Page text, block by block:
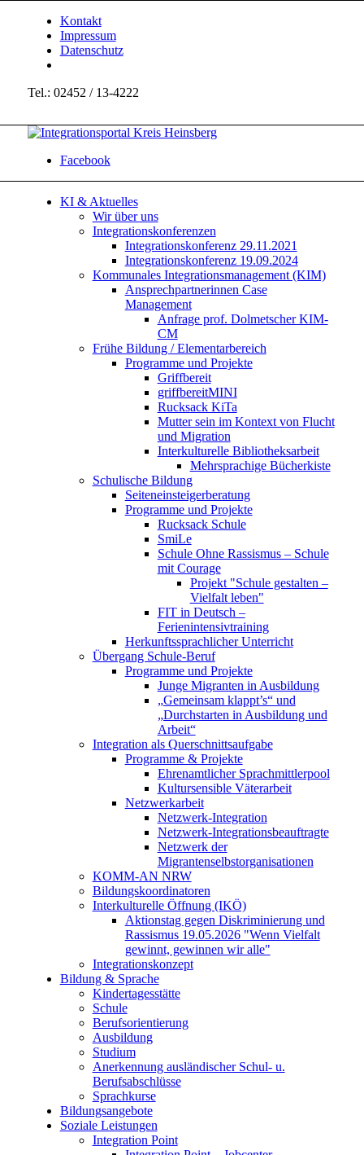
Kontakt
Impressum
Datenschutz
Tel.: 02452 / 13-4222
Facebook
KI & Aktuelles
Wir über uns
Integrationskonferenzen
Integrationskonferenz 29.11.2021
Integrationskonferenz 19.09.2024
Kommunales Integrationsmanagement (KIM)
Ansprechpartnerinnen Case
Management
Anfrage prof. Dolmetscher KIM-
CM
Frühe Bildung / Elementarbereich
Programme und Projekte
Griffbereit
griffbereitMINI
Rucksack KiTa
Mutter sein im Kontext von Flucht
und Migration
Interkulturelle Bibliotheksarbeit
Mehrsprachige Bücherkiste
Schulische Bildung
Seiteneinsteigerberatung
Programme und Projekte
Rucksack Schule
SmiLe
Schule Ohne Rassismus – Schule
mit Courage
Projekt "Schule gestalten –
Vielfalt leben"
FIT in Deutsch –
Ferienintensivtraining
Herkunftssprachlicher Unterricht
Übergang Schule-Beruf
Programme und Projekte
Junge Migranten in Ausbildung
„Gemeinsam klappt’s“ und
„Durchstarten in Ausbildung und
Arbeit“
Integration als Querschnittsaufgabe
Programme & Projekte
Ehrenamtlicher Sprachmittlerpool
Kultursensible Väterarbeit
Netzwerkarbeit
Netzwerk-Integration
Netzwerk-Integrationsbeauftragte
Netzwerk der
Migrantenselbstorganisationen
KOMM-AN NRW
Bildungskoordinatoren
Interkulturelle Öffnung (IKÖ)
Aktionstag gegen Diskriminierung und
Rassismus 19.05.2026 "Wenn Vielfalt
gewinnt, gewinnen wir alle"
Integrationskonzept
Bildung & Sprache
Kindertagesstätte
Schule
Berufsorientierung
Ausbildung
Studium
Anerkennung ausländischer Schul- u.
Berufsabschlüsse
Sprachkurse
Bildungsangebote
Soziale Leistungen
Integration Point